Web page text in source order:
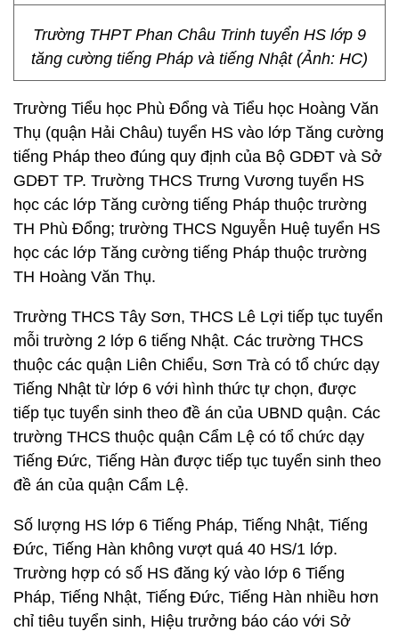
Trường THPT Phan Châu Trinh tuyển HS lớp 9
tăng cường tiếng Pháp và tiếng Nhật (Ảnh: HC)
Trường Tiểu học Phù Đổng và Tiểu học Hoàng Văn
Thụ (quận Hải Châu) tuyển HS vào lớp Tăng cường
tiếng Pháp theo đúng quy định của Bộ GDĐT và Sở
GDĐT TP. Trường THCS Trưng Vương tuyển HS
học các lớp Tăng cường tiếng Pháp thuộc trường
TH Phù Đổng; trường THCS Nguyễn Huệ tuyển HS
học các lớp Tăng cường tiếng Pháp thuộc trường
TH Hoàng Văn Thụ.
Trường THCS Tây Sơn, THCS Lê Lợi tiếp tục tuyển
mỗi trường 2 lớp 6 tiếng Nhật. Các trường THCS
thuộc các quận Liên Chiểu, Sơn Trà có tổ chức dạy
Tiếng Nhật từ lớp 6 với hình thức tự chọn, được
tiếp tục tuyển sinh theo đề án của UBND quận. Các
trường THCS thuộc quận Cẩm Lệ có tổ chức dạy
Tiếng Đức, Tiếng Hàn được tiếp tục tuyển sinh theo
đề án của quận Cẩm Lệ.
Số lượng HS lớp 6 Tiếng Pháp, Tiếng Nhật, Tiếng
Đức, Tiếng Hàn không vượt quá 40 HS/1 lớp.
Trường hợp có số HS đăng ký vào lớp 6 Tiếng
Pháp, Tiếng Nhật, Tiếng Đức, Tiếng Hàn nhiều hơn
chỉ tiêu tuyển sinh, Hiệu trưởng báo cáo với Sở